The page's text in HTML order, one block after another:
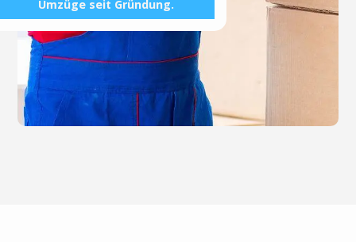
Umzüge seit Gründung.